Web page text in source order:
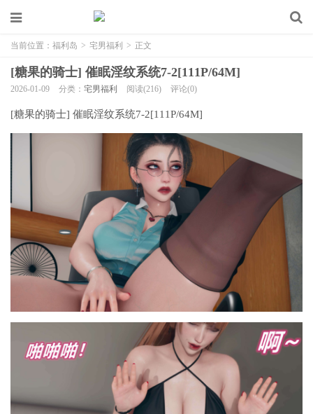
当前位置： 福利岛 > 宅男福利 > 正文
[糖果的骑士] 催眠淫纹系统7-2[111P/64M]
2026-01-09 分类： 宅男福利 阅读(216) 评论(0)
[糖果的骑士] 催眠淫纹系统7-2[111P/64M]